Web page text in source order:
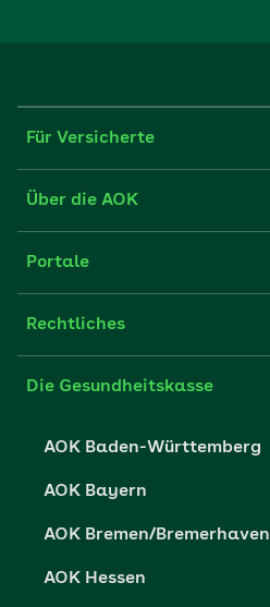
Für Versicherte
Formulare und Anträge
FAQ
Über die AOK
Struktur & Verwaltung
Partner der AOK
Portale
Fachportal für Arbeitgeber
Presse- und Politikportal
Vertriebspartner-Service
Rechtliches
Impressum
Die Gesundheitskasse
AOK Baden-Württemberg
AOK Bayern
AOK Bremen/Bremerhaven
AOK Hessen